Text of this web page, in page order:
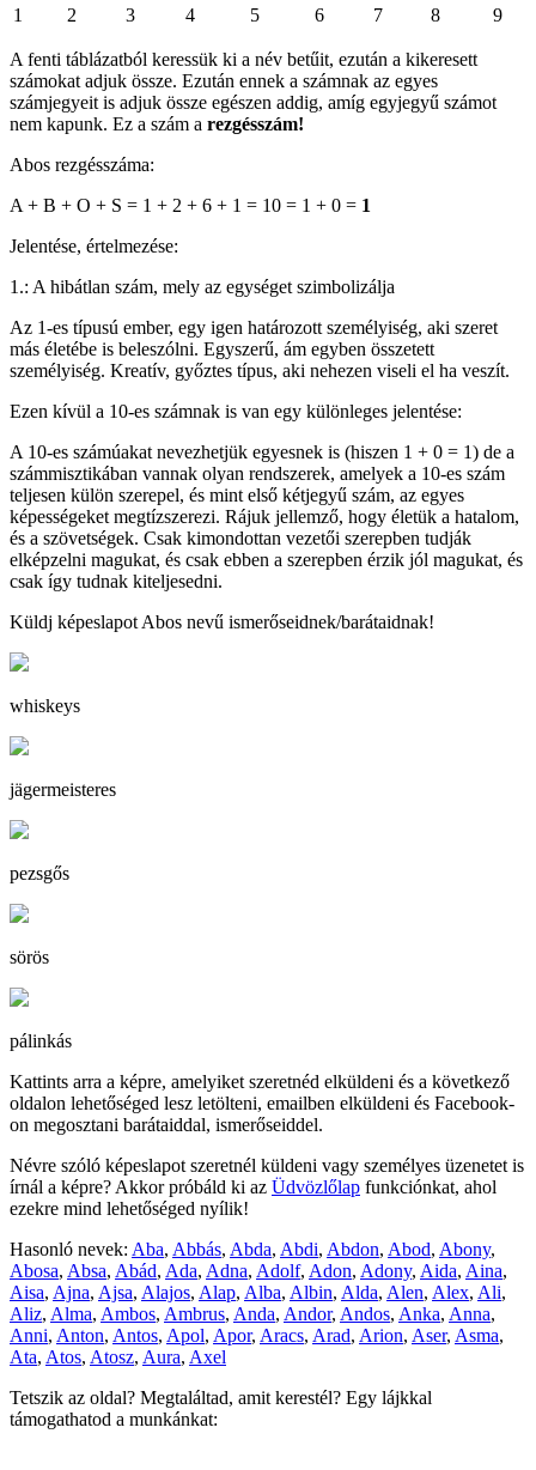
1
2 3 4 5 6 7 8 9
A fenti táblázatból keressük ki a név betűit, ezután a kikeresett
számokat adjuk össze. Ezután ennek a számnak az egyes
számjegyeit is adjuk össze egészen addig, amíg egyjegyű számot
nem kapunk. Ez a szám a rezgésszám!
Abos rezgésszáma:
A + B + O + S = 1 + 2 + 6 + 1 = 10 = 1 + 0 = 1
Jelentése, értelmezése:
1.: A hibátlan szám, mely az egységet szimbolizálja
Az 1-es típusú ember, egy igen határozott személyiség, aki szeret
más életébe is beleszólni. Egyszerű, ám egyben összetett
személyiség. Kreatív, győztes típus, aki nehezen viseli el ha veszít.
Ezen kívül a 10-es számnak is van egy különleges jelentése:
A 10-es számúakat nevezhetjük egyesnek is (hiszen 1 + 0 = 1) de a
számmisztikában vannak olyan rendszerek, amelyek a 10-es szám
teljesen külön szerepel, és mint első kétjegyű szám, az egyes
képességeket megtízszerezi. Rájuk jellemző, hogy életük a hatalom,
és a szövetségek. Csak kimondottan vezetői szerepben tudják
elképzelni magukat, és csak ebben a szerepben érzik jól magukat, és
csak így tudnak kiteljesedni.
Küldj képeslapot Abos nevű ismerőseidnek/barátaidnak!
whiskeys
jägermeisteres
pezsgős
sörös
pálinkás
Kattints arra a képre, amelyiket szeretnéd elküldeni és a következő
oldalon lehetőséged lesz letölteni, emailben elküldeni és Facebook-
on megosztani barátaiddal, ismerőseiddel.
Névre szóló képeslapot szeretnél küldeni vagy személyes üzenetet is
írnál a képre? Akkor próbáld ki az Üdvözlőlap funkciónkat, ahol
ezekre mind lehetőséged nyílik!
Hasonló nevek: Aba, Abbás, Abda, Abdi, Abdon, Abod, Abony,
Abosa, Absa, Abád, Ada, Adna, Adolf, Adon, Adony, Aida, Aina,
Aisa, Ajna, Ajsa, Alajos, Alap, Alba, Albin, Alda, Alen, Alex, Ali,
Aliz, Alma, Ambos, Ambrus, Anda, Andor, Andos, Anka, Anna,
Anni, Anton, Antos, Apol, Apor, Aracs, Arad, Arion, Aser, Asma,
Ata, Atos, Atosz, Aura, Axel
Tetszik az oldal? Megtaláltad, amit kerestél? Egy lájkkal
támogathatod a munkánkat: